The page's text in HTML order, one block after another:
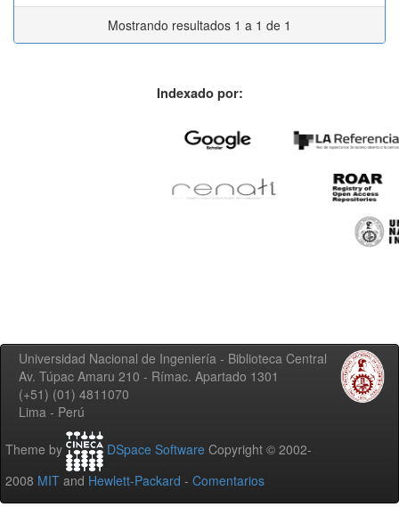
Mostrando resultados 1 a 1 de 1
Indexado por:
Universidad Nacional de Ingeniería - Biblioteca Central
Av. Túpac Amaru 210 - Rímac. Apartado 1301
(+51) (01) 4811070
Lima - Perú
Theme by DSpace Software Copyright © 2002-
2008 MIT and Hewlett-Packard - Comentarios